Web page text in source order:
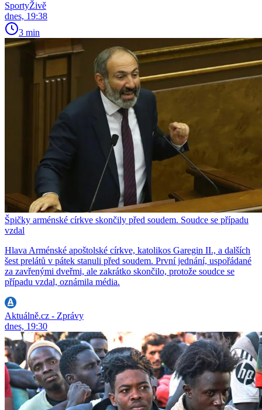
SportyŽivě
dnes, 19:38
3 min
Špičky arménské církve skončily před soudem. Soudce se případu
vzdal
Hlava Arménské apoštolské církve, katolikos Garegin II., a dalších
šest prelátů v pátek stanuli před soudem. První jednání, uspořádané
za zavřenými dveřmi, ale zakrátko skončilo, protože soudce se
případu vzdal, oznámila média.
Aktuálně.cz - Zprávy
dnes, 19:30